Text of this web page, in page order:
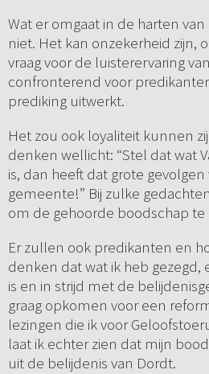
Wat er omgaat in de harten
niet. Het kan onzekerheid zijn,
vraag voor de luisterervaring
confronterend voor
prediking uitwerkt.
Het zou ook loyaliteit kunnen
denken wellicht: “Stel dat wat
is, dan heeft dat grote
gemeente!” Bij zulke
om de gehoorde boodschap
Er zullen ook predikanten en
denken dat wat ik heb
is en in strijd met de
graag opkomen voor een
lezingen die ik voor
laat ik echter zien dat mijn
uit de belijdenis van Dordt.